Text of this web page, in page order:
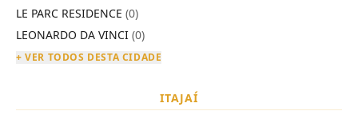
LE PARC RESIDENCE (0)
LEONARDO DA VINCI (0)
+ VER TODOS DESTA CIDADE
ITAJAÍ